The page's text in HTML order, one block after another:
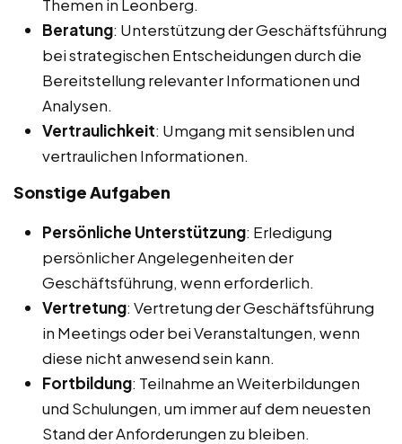
Themen in Leonberg.
Beratung: Unterstützung der Geschäftsführung
bei strategischen Entscheidungen durch die
Bereitstellung relevanter Informationen und
Analysen.
Vertraulichkeit: Umgang mit sensiblen und
vertraulichen Informationen.
Sonstige Aufgaben
Persönliche Unterstützung: Erledigung
persönlicher Angelegenheiten der
Geschäftsführung, wenn erforderlich.
Vertretung: Vertretung der Geschäftsführung
in Meetings oder bei Veranstaltungen, wenn
diese nicht anwesend sein kann.
Fortbildung: Teilnahme an Weiterbildungen
und Schulungen, um immer auf dem neuesten
Stand der Anforderungen zu bleiben.